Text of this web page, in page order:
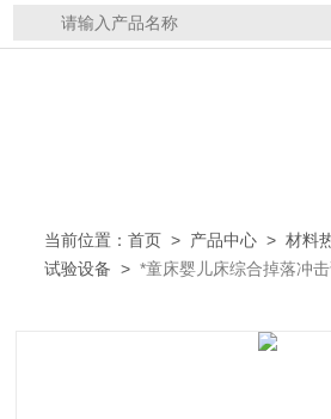
当前位置：首页 > 产品中心 >材料
试验设备 >*童床婴儿床综合掉落冲